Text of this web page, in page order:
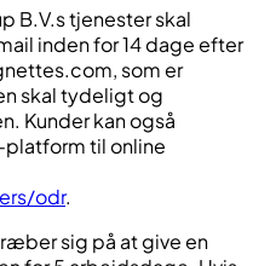
B.V.s tjenester skal
inden for 14 dage efter
, som er
skal tydeligt og
Kunder kan også
til online
odr.
sig på at give en